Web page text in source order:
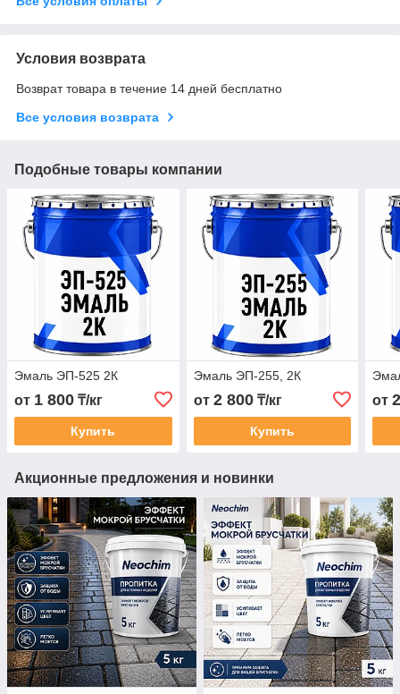
Условия возврата
Возврат товара в течение 14 дней бесплатно
Все условия возврата
Подобные товары компании
Эмаль ЭП-525 2К
от 1 800 ₸/кг
Купить
Эмаль ЭП-255, 2К
от 2 800₸/кг
Купить
от
Акционные предложения и новинки